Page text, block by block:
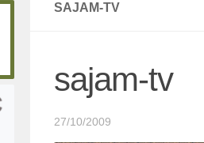
SAJAM-TV
sajam-tv
27/10/2009